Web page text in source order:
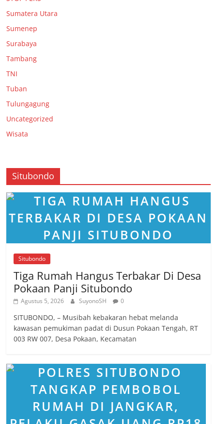
Sumatera Utara
Sumenep
Surabaya
Tambang
TNI
Tuban
Tulungagung
Uncategorized
Wisata
Situbondo
Situbondo
Tiga Rumah Hangus Terbakar Di Desa
Pokaan Panji Situbondo
Agustus 5, 2026 SuyonoSH 0
SITUBONDO, – Musibah kebakaran hebat melanda
kawasan pemukiman padat di Dusun Pokaan Tengah, RT
003 RW 007, Desa Pokaan, Kecamatan